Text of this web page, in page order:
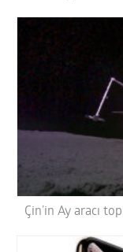
Çin’in Ay aracı